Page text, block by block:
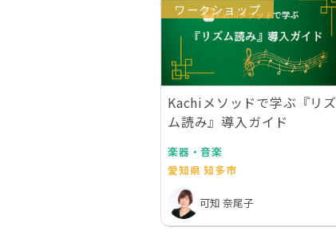
ワークショップ
Kachiメソッドで学ぶ『リズ
ム読み』導入ガイド
楽器・音楽
愛知県 知多市
可知 奈尾子